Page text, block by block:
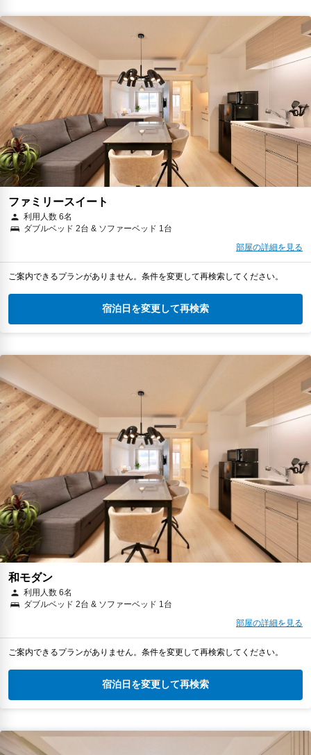
ファミリースイート
利用人数 6名
ダブルベッド 2台 & ソファーベッド 1台
部屋の詳細を見る
ご案内できるプランがありません。条件を変更して再検索してください。
宿泊日を変更して再検索
和モダン
利用人数 6名
ダブルベッド 2台 & ソファーベッド 1台
部屋の詳細を見る
ご案内できるプランがありません。条件を変更して再検索してください。
宿泊日を変更して再検索